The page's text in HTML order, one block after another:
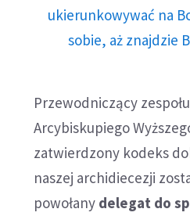
ukierunkowywać na
sobie, aż znajdzie
Przewodniczący
Arcybiskupiego
zatwierdzony kodeks
naszej archidiecezji
powołany delegat do